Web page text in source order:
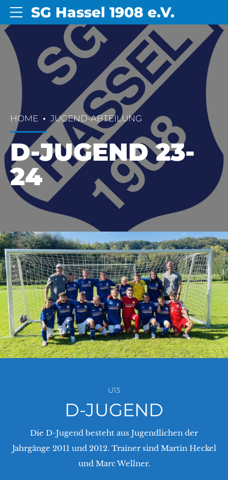
SG Hassel 1908 e.V.
HOME JUGEND-ABTEILUNG
D-JUGEND 23-
24
U13
D-JUGEND
Die D-Jugend besteht aus Jugendlichen der
Jahrgänge 2011 und 2012. Trainer sind Martin Heckel
und Marc Wellner.